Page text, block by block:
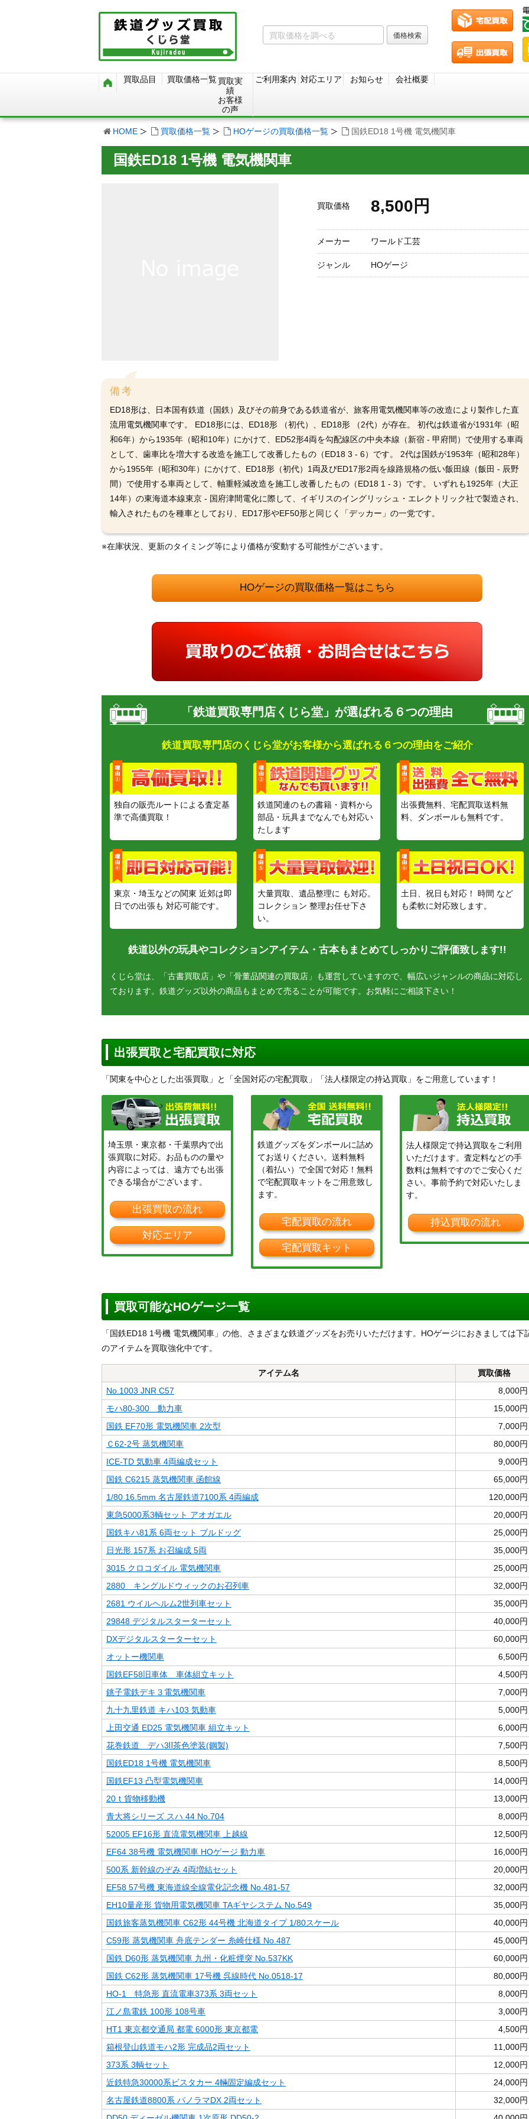
買取品目 買取価格一覧買取実
績
お客様
の声
ご利用案内 対応エリア お知らせ 会社概要
HOME 買取価格一覧 HOゲージの買取価格一覧 国鉄ED18 1号機 電気機関車
国鉄ED18 1号機 電気機関車
買取価格 8,500円
メーカー ワールド工芸
ジャンル HOゲージ
備考
ED18形は、日本国有鉄道（国鉄）及びその前身である鉄道省が、旅客用電気機関車等の改造により製作した直
流用電気機関車です。 ED18形には、ED18形 （初代）、ED18形 （2代）が存在。 初代は鉄道省が1931年（昭
和6年）から1935年（昭和10年）にかけて、ED52形4両を勾配線区の中央本線（新宿 - 甲府間）で使用する車両
として、歯車比を増大する改造を施工して改番したもの（ED18 3 - 6）です。 2代は国鉄が1953年（昭和28年）
から1955年（昭和30年）にかけて、ED18形（初代）1両及びED17形2両を線路規格の低い飯田線（飯田 - 辰野
間）で使用する車両として、軸重軽減改造を施工し改番したもの（ED18 1 - 3）です。 いずれも1925年（大正
14年）の東海道本線東京 - 国府津間電化に際して、イギリスのイングリッシュ・エレクトリック社で製造され、
輸入されたものを種車としており、ED17形やEF50形と同じく「デッカー」の一党です。
※在庫状況、更新のタイミング等により価格が変動する可能性がございます。
HOゲージの買取価格一覧はこちら
「鉄道買取専門店くじら堂」が選ばれる６つの理由
鉄道買取専門店のくじら堂がお客様から選ばれる６つの理由をご紹介
独自の販売ルートによる査定基
準で高価買取！
鉄道関連のもの書籍・資料から
部品・玩具までなんでも対応い
たします
出張費無料、宅配買取送料無
料、ダンボールも無料です。
東京・埼玉などの関東 近郊は即
日での出張も 対応可能です。
大量買取、遺品整理に も対応。
コレクション 整理お任せ下さ
い。
土日、祝日も対応！ 時間 など
も柔軟に対応致します。
鉄道以外の玩具やコレクションアイテム・古本もまとめてしっかりご評価致します!!
くじら堂は、「古書買取店」や「骨董品関連の買取店」も運営していますので、幅広いジャンルの商品に対応し
ております。鉄道グッズ以外の商品もまとめて売ることが可能です。お気軽にご相談下さい！
出張買取と宅配買取に対応
「関東を中心とした出張買取」と「全国対応の宅配買取」「法人様限定の持込買取」をご用意しています！
埼玉県・東京都・千葉県内で出
張買取に対応。お品ものの量や
内容によっては、遠方でも出張
できる場合がございます。
出張買取の流れ
対応エリア
鉄道グッズをダンボールに詰め
てお送りください。送料無料
（着払い）で全国で対応！無料
で宅配買取キットをご用意致し
ます。
宅配買取の流れ
宅配買取キット
法人様限定で持込買取をご利用
いただけます。査定料などの手
数料は無料ですのでご安心くだ
さい。事前予約で対応いたしま
す。
持込買取の流れ
買取可能なHOゲージ一覧
「国鉄ED18 1号機 電気機関車」の他、さまざまな鉄道グッズをお売りいただけます。HOゲージにおきましては下
のアイテムを買取強化中です。
アイテム名
買取価格
No.1003 JNR C57
8,000円
モハ80-300 動力車
15,000円
国鉄 EF70形 電気機関車 2次型
7,000円
Ｃ62-2号 蒸気機関車
80,000円
ICE-TD 気動車 4両編成セット
9,000円
国鉄 C6215 蒸気機関車 函館線
65,000円
1/80 16.5mm 名古屋鉄道7100系 4両編成
120,000円
東急5000系3輌セット アオガエル
20,000円
国鉄キハ81系 6両セット ブルドッグ
25,000円
日光形 157系 お召編成 5両
35,000円
3015 クロコダイル 電気機関車
25,000円
2880 キングルドウィックのお召列車
32,000円
2681 ウイルヘルム2世列車セット
35,000円
29848 デジタルスターターセット
40,000円
DXデジタルスターターセット
60,000円
オットー機関車
6,500円
国鉄EF58旧車体 車体組立キット
4,500円
銚子電鉄デキ３電気機関車
7,000円
九十九里鉄道 キハ103 気動車
5,000円
上田交通 ED25 電気機関車 組立キット
6,000円
花巻鉄道 デハ3Ⅱ茶色塗装(鋼製)
7,500円
国鉄ED18 1号機 電気機関車
8,500円
国鉄EF13 凸型電気機関車
14,000円
20ｔ貨物移動機
13,000円
青大将シリーズ スハ 44 No.704
8,000円
52005 EF16形 直流電気機関車 上越線
12,500円
EF64 38号機 電気機関車 HOゲージ 動力車
16,000円
500系 新幹線のぞみ 4両増結セット
20,000円
EF58 57号機 東海道線全線電化記念機 No.481-57
32,000円
EH10量産形 貨物用電気機関車 TAギヤシステム No.549
35,000円
国鉄旅客蒸気機関車 C62形 44号機 北海道タイプ 1/80スケール
40,000円
C59形 蒸気機関車 舟底テンダー 糸崎仕様 No.487
45,000円
国鉄 D60形 蒸気機関車 九州・化粧煙突 No.537KK
60,000円
国鉄 C62形 蒸気機関車 17号機 呉線時代 No.0518-17
80,000円
HO-1 特急形 直流電車373系 3両セット
8,000円
江ノ島電鉄 100形 108号車
3,000円
HT1 東京都交通局 都電 6000形 東京都電
4,500円
箱根登山鉄道モハ2形 完成品2両セット
11,000円
373系 3輌セット
12,000円
近鉄特急30000系ビスタカー 4輛固定編成セット
24,000円
名古屋鉄道8800系 パノラマDX 2両セット
32,000円